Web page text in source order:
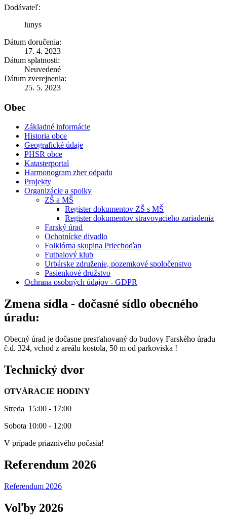
Dodávateľ:
lunys
Dátum doručenia:
17. 4. 2023
Dátum splatnosti:
Neuvedené
Dátum zverejnenia:
25. 5. 2023
Obec
Základné informácie
Historia obce
Geografické údaje
PHSR obce
Katasterportal
Harmonogram zber odpadu
Projekty
Organizácie a spolky
ZŠ a MŠ
Register dokumentov ZŠ s MŠ
Register dokumentov stravovacieho zariadenia
Farský úrad
Ochotnícke divadlo
Folklórna skupina Priechoďan
Futbalový klub
Urbárske združenie, pozemkové spoločenstvo
Pasienkové družstvo
Ochrana osobných údajov - GDPR
Zmena sídla - dočasné sídlo obecného
úradu:
Obecný úrad je dočasne presťahovaný do budovy Farského úradu
č.d. 324, vchod z areálu kostola, 50 m od parkoviska !
Technický dvor
OTVÁRACIE HODINY
Streda 15:00 - 17:00
Sobota 10:00 - 12:00
V prípade priaznivého počasia!
Referendum 2026
Referendum 2026
Voľby 2026